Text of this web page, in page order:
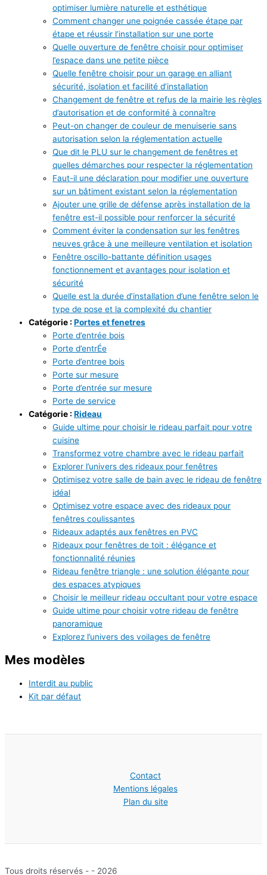
optimiser lumière naturelle et esthétique
Comment changer une poignée cassée étape par
étape et réussir l’installation sur une porte
Quelle ouverture de fenêtre choisir pour optimiser
l’espace dans une petite pièce
Quelle fenêtre choisir pour un garage en alliant
sécurité, isolation et facilité d’installation
Changement de fenêtre et refus de la mairie les règles
d’autorisation et de conformité à connaître
Peut-on changer de couleur de menuiserie sans
autorisation selon la réglementation actuelle
Que dit le PLU sur le changement de fenêtres et
quelles démarches pour respecter la réglementation
Faut-il une déclaration pour modifier une ouverture
sur un bâtiment existant selon la réglementation
Ajouter une grille de défense après installation de la
fenêtre est-il possible pour renforcer la sécurité
Comment éviter la condensation sur les fenêtres
neuves grâce à une meilleure ventilation et isolation
Fenêtre oscillo-battante définition usages
fonctionnement et avantages pour isolation et
sécurité
Quelle est la durée d’installation d’une fenêtre selon le
type de pose et la complexité du chantier
Catégorie : Portes et fenetres
Porte d’entrée bois
Porte d’entrÉe
Porte d’entree bois
Porte sur mesure
Porte d’entrée sur mesure
Porte de service
Catégorie : Rideau
Guide ultime pour choisir le rideau parfait pour votre
cuisine
Transformez votre chambre avec le rideau parfait
Explorer l’univers des rideaux pour fenêtres
Optimisez votre salle de bain avec le rideau de fenêtre
idéal
Optimisez votre espace avec des rideaux pour
fenêtres coulissantes
Rideaux adaptés aux fenêtres en PVC
Rideaux pour fenêtres de toit : élégance et
fonctionnalité réunies
Rideau fenêtre triangle : une solution élégante pour
des espaces atypiques
Choisir le meilleur rideau occultant pour votre espace
Guide ultime pour choisir votre rideau de fenêtre
panoramique
Explorez l’univers des voilages de fenêtre
Mes modèles
Interdit au public
Kit par défaut
Contact
Mentions légales
Plan du site
Tous droits réservés - - 2026